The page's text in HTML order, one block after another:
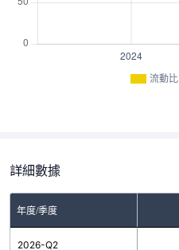
流動比
詳細數據
年度/季度
2026-Q2